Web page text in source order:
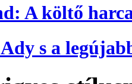
A költő
s a